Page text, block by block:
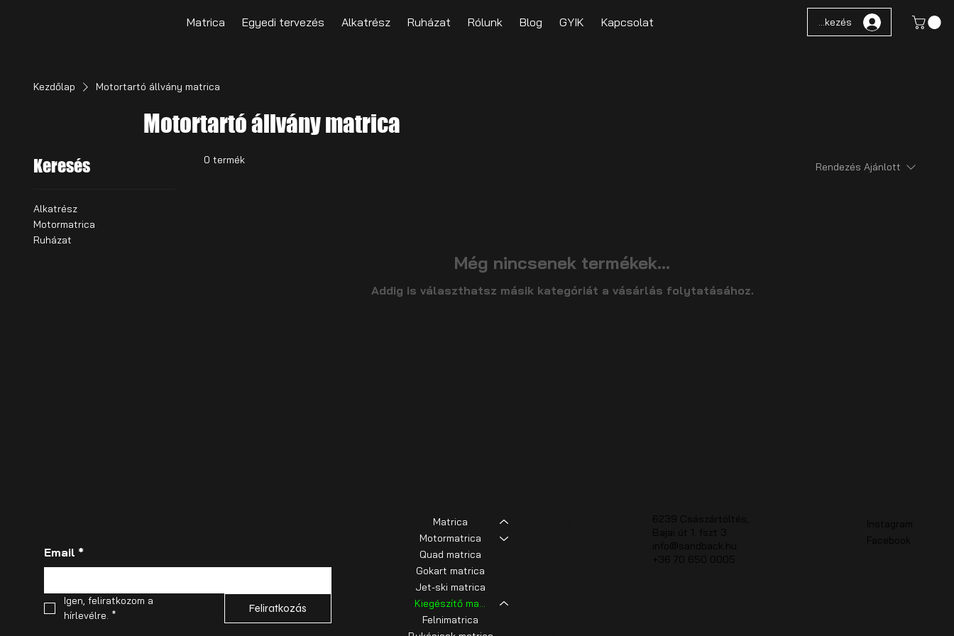
Matrica Egyedi tervezés Alkatrész Ruházat Rólunk Blog GYIK Kapcsolat Bejelentkezés
Kezdőlap Motortartó állvány matrica
Motortartó állvány matrica
Keresés
Alkatrész
Motormatrica
Ruházat
0 termék
Rendezés Ajánlott
Még nincsenek termékek...
Addig is választhatsz másik kategóriát a vásárlás folytatásához.
Email *
Igen, feliratkozom a
hírlevélre. *
Feliratkozás
Matrica
Motormatrica
Quad matrica
Gokart matrica
Jet-ski matrica
Kiegészítő matricák
Felnimatrica
6239 Császártöltés,
Bajai út 1. fszt 3.
info@sandback.hu
+36 70 650 0005
Instagram
Facebook